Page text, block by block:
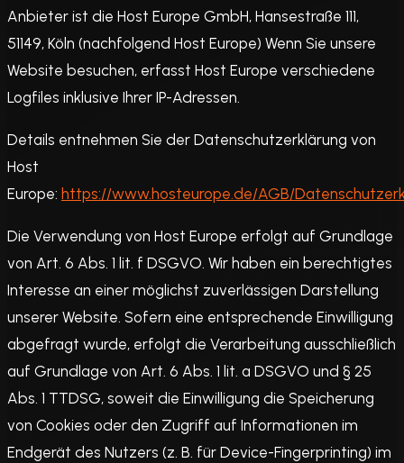
Anbieter ist die Host Europe GmbH, Hansestraße 111,
51149, Köln (nachfolgend Host Europe) Wenn Sie unsere
Website besuchen, erfasst Host Europe verschiedene
Logfiles inklusive Ihrer IP-Adressen.
Details entnehmen Sie der Datenschutzerklärung von
Host
Europe: https://www.hosteurope.de/AGB/
Die Verwendung von Host Europe erfolgt auf Grundlage
von Art. 6 Abs. 1 lit. f DSGVO. Wir haben ein berechtigtes
Interesse an einer möglichst zuverlässigen Darstellung
unserer Website. Sofern eine entsprechende Einwilligung
abgefragt wurde, erfolgt die Verarbeitung ausschließlich
auf Grundlage von Art. 6 Abs. 1 lit. a DSGVO und § 25
Abs. 1 TTDSG, soweit die Einwilligung die Speicherung
von Cookies oder den Zugriff auf Informationen im
Endgerät des Nutzers (z. B. für Device-Fingerprinting) im